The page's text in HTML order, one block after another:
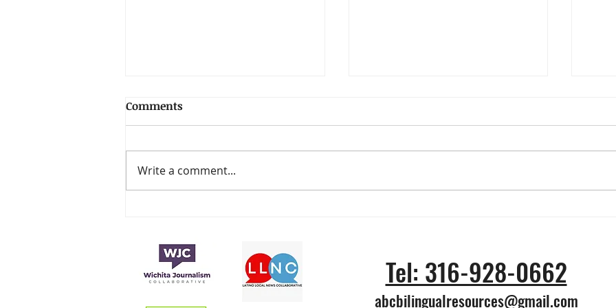
anuncia la beca Sebastián
Yatra 2024
2022
Comments
Write a comment...
Tel: 316-928-0662
abcbilingualresources@gmail.com